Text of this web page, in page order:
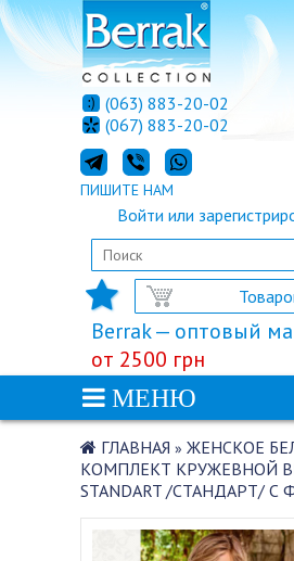
Войти или
(063) 883-20-02
(067) 883-20-02
ПИШИТЕ НАМ
Berrak — оптовый
от 2500 грн
МЕНЮ
ГЛАВНАЯ » ЖЕНСКОЕ
КОМПЛЕКТ КРУЖЕВНОЙ
STANDART /СТАНДАРТ/ С